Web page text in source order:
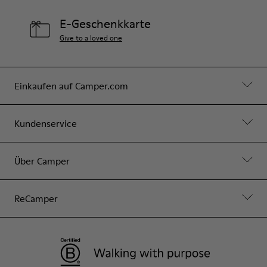
Einkaufen auf Camper.com
Kundenservice
Über Camper
ReCamper
E-Geschenkkarte
Give to a loved one